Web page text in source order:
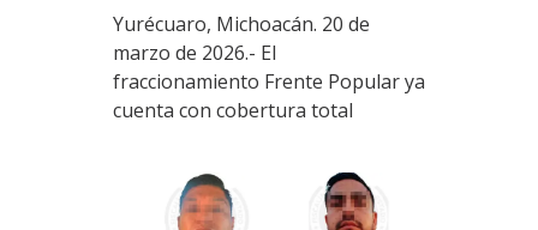
Yurécuaro, Michoacán. 20 de
marzo de 2026.- El
fraccionamiento Frente Popular ya
cuenta con cobertura total